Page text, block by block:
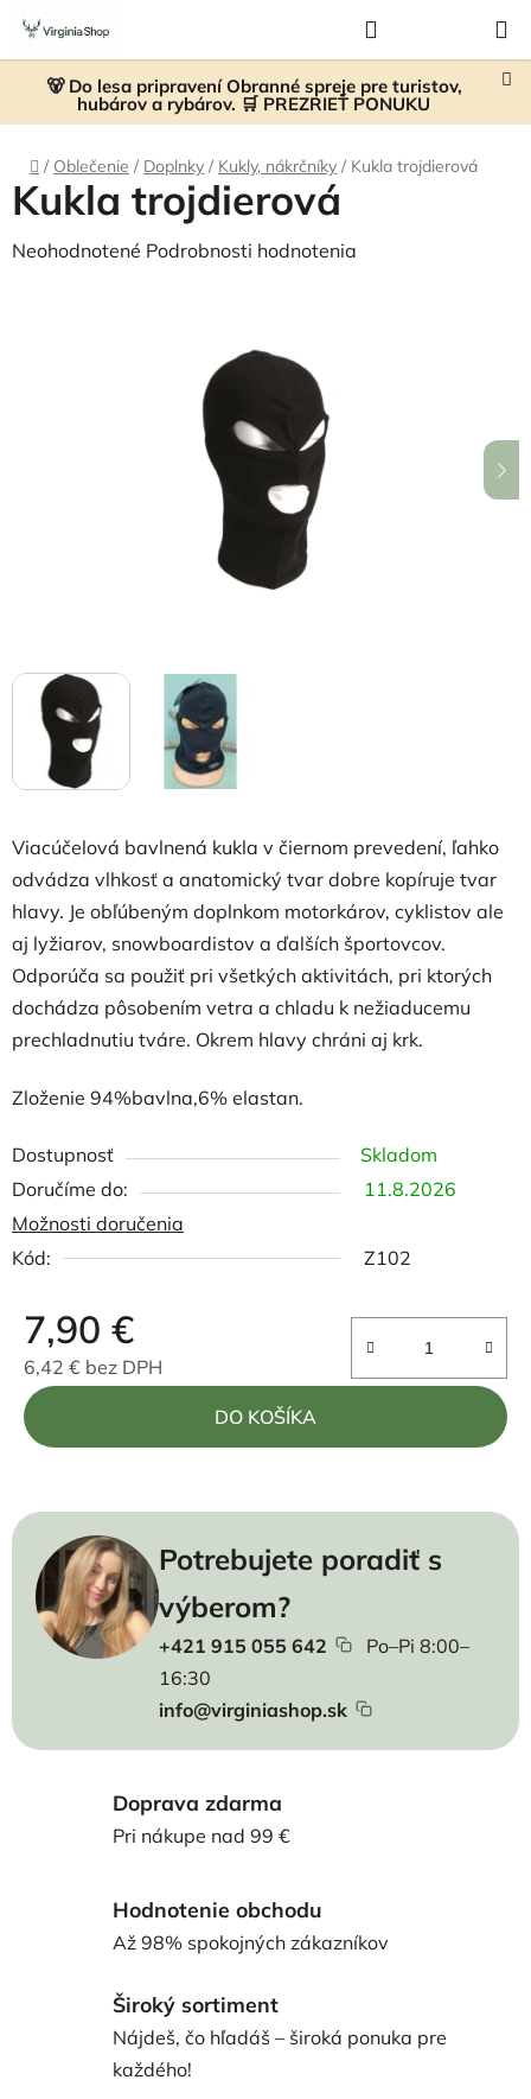
Prejsť
obsah
🐻 Do lesa pripravení Obranné spreje pre turistov,
hubárov a rybárov. 🛒 PREZRIEŤ PONUKU
KOŠÍK
Domov
/ Oblečenie / Doplnky / Kukly, nákrčníky / Kukla trojdierová
Viacúčelová bavlnená kukla v čiernom prevedení, ľahko
odvádza vlhkosť a anatomický tvar dobre kopíruje tvar
hlavy. Je obľúbeným doplnkom motorkárov, cyklistov ale
aj lyžiarov, snowboardistov a ďalších športovcov.
Odporúča sa použiť pri všetkých aktivitách, pri ktorých
dochádza pôsobením vetra a chladu k nežiaducemu
prechladnutiu tváre. Okrem hlavy chráni aj krk.
Zloženie 94%bavlna,6% elastan.
Dostupnosť
Skladom
11.8.2026
Možnosti doručenia
Kód:
Z102
7,90 €
6,42 € bez DPH
Jednotková cena:
DO KOŠÍKA
Potrebujete poradiť s
výberom?
+421 915 055 642
Po–Pi 8:00–
16:30
info@virginiashop.sk
Kukla trojdierová
Priemerné
Neohodnotené Podrobnosti hodnotenia
Doprava zdarma
Pri nákupe nad 99 €
Hodnotenie obchodu
Až 98% spokojných zákazníkov
Široký sortiment
Nájdeš, čo hľadáš – široká ponuka pre
každého!